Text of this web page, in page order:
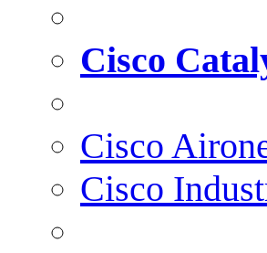
Cisco
Cisco
Cisco